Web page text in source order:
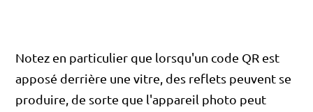
Notez en particulier que lorsqu'un code QR est
apposé derrière une vitre, des reflets peuvent se
produire, de sorte que l'appareil photo peut